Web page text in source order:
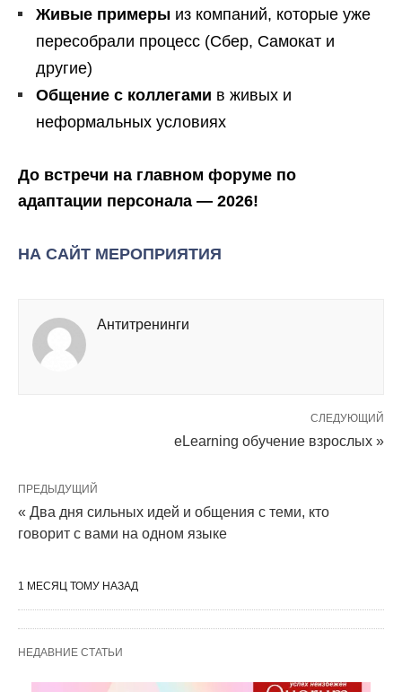
Живые примеры из компаний, которые уже
пересобрали процесс (Сбер, Самокат и
другие)
Общение с коллегами в живых и
неформальных условиях
До встречи на главном форуме по
адаптации персонала — 2026!
НА САЙТ МЕРОПРИЯТИЯ
Антитренинги
СЛЕДУЮЩИЙ
eLearning обучение взрослых »
ПРЕДЫДУЩИЙ
« Два дня сильных идей и общения с теми, кто
говорит с вами на одном языке
1 МЕСЯЦ ТОМУ НАЗАД
НЕДАВНИЕ СТАТЬИ